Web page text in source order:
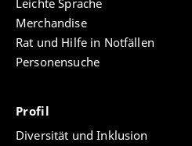
Leichte Sprache
Merchandise
Rat und Hilfe in Notfällen
Personensuche
Profil
Diversität und Inklusion